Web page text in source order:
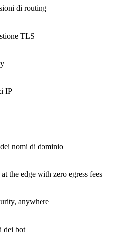
di routing
TLS
IP
nomi di dominio
the edge with zero egress fees
anywhere
dei bot